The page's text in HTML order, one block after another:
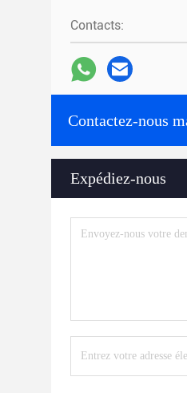
Contacts:
Contactez-nous
Expédiez-nous